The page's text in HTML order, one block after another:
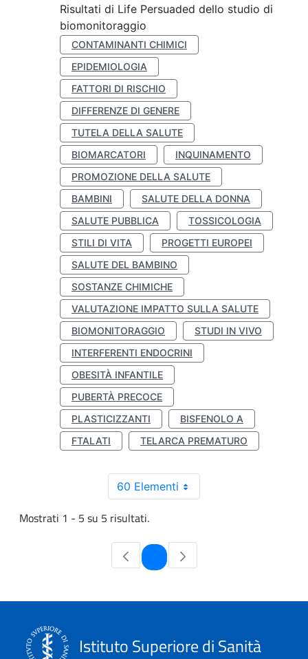
Risultati di Life Persuaded dello studio di
biomonitoraggio
CONTAMINANTI CHIMICI
EPIDEMIOLOGIA
FATTORI DI RISCHIO
DIFFERENZE DI GENERE
TUTELA DELLA SALUTE
BIOMARCATORI
INQUINAMENTO
PROMOZIONE DELLA SALUTE
BAMBINI
SALUTE DELLA DONNA
SALUTE PUBBLICA
TOSSICOLOGIA
STILI DI VITA
PROGETTI EUROPEI
SALUTE DEL BAMBINO
SOSTANZE CHIMICHE
VALUTAZIONE IMPATTO SULLA SALUTE
BIOMONITORAGGIO
STUDI IN VIVO
INTERFERENTI ENDOCRINI
OBESITÀ INFANTILE
PUBERTÀ PRECOCE
PLASTICIZZANTI
BISFENOLO A
FTALATI
TELARCA PREMATURO
60 Elementi
Mostrati 1 - 5 su 5 risultati.
Pagina
Istituto Superiore di Sanità